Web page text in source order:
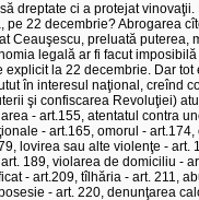
dreptate ci a protejat
22 decembrie? Abrogarea
Ceauşescu, preluată
legală ar fi facut
la 22 decembrie. Dar tot
în interesul naţional, creînd
şi confiscarea Revoluţiei)
- art.155, atentatul contra
- art.165, omorul -
lovirea sau alte violenţe -
189, violarea de domiciliu -
- art.209, tîlhăria - art. 211,
- art. 220, denunţarea